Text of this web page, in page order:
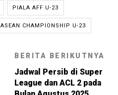
PIALA AFF U-23
ASEAN CHAMPIONSHIP U-23
BERITA BERIKUTNYA
Jadwal Persib di Super
League dan ACL 2 pada